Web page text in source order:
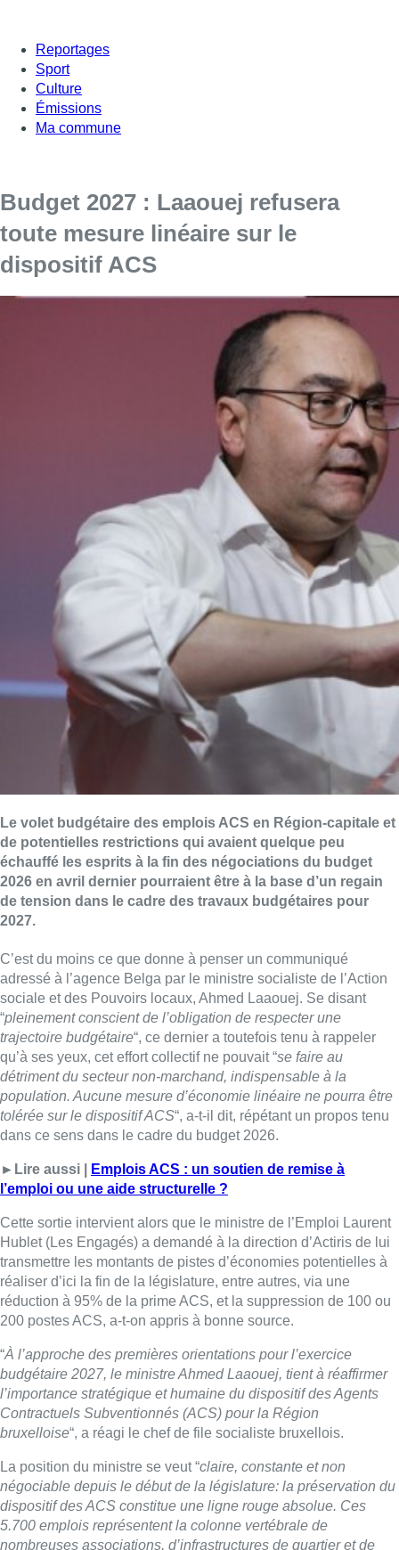
Reportages
Sport
Culture
Émissions
Ma commune
Budget 2027 : Laaouej refusera
toute mesure linéaire sur le
dispositif ACS
Le volet budgétaire des emplois ACS en Région-capitale et
de potentielles restrictions qui avaient quelque peu
échauffé les esprits à la fin des négociations du budget
2026 en avril dernier pourraient être à la base d’un regain
de tension dans le cadre des travaux budgétaires pour
2027.
C’est du moins ce que donne à penser un communiqué
adressé à l’agence Belga par le ministre socialiste de l’Action
sociale et des Pouvoirs locaux, Ahmed Laaouej. Se disant
“pleinement conscient de l’obligation de respecter une
trajectoire budgétaire“, ce dernier a toutefois tenu à rappeler
qu’à ses yeux, cet effort collectif ne pouvait “se faire au
détriment du secteur non-marchand, indispensable à la
population. Aucune mesure d’économie linéaire ne pourra être
tolérée sur le dispositif ACS“, a-t-il dit, répétant un propos tenu
dans ce sens dans le cadre du budget 2026.
►Lire aussi |
Emplois ACS : un soutien de remise à
l’emploi ou une aide structurelle ?
Cette sortie intervient alors que le ministre de l’Emploi Laurent
Hublet (Les Engagés) a demandé à la direction d’Actiris de lui
transmettre les montants de pistes d’économies potentielles à
réaliser d’ici la fin de la législature, entre autres, via une
réduction à 95% de la prime ACS, et la suppression de 100 ou
200 postes ACS, a-t-on appris à bonne source.
“À l’approche des premières orientations pour l’exercice
budgétaire 2027, le ministre Ahmed Laaouej, tient à réaffirmer
l’importance stratégique et humaine du dispositif des Agents
Contractuels Subventionnés (ACS) pour la Région
bruxelloise“, a réagi le chef de file socialiste bruxellois.
La position du ministre se veut “claire, constante et non
négociable depuis le début de la législature: la préservation du
dispositif des ACS constitue une ligne rouge absolue. Ces
5.700 emplois représentent la colonne vertébrale de
nombreuses associations, d’infrastructures de quartier et de